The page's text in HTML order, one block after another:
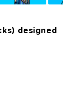
designed